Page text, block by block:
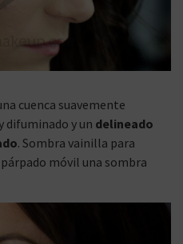
cuenca suavemente
difuminado y un delineado
. Sombra vainilla para
móvil una sombra